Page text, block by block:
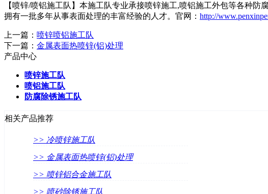
【喷锌/喷铝施工队】本施工队专业承接喷锌施工,喷铝施工外包等各种
拥有一批多年从事表面处理的丰富经验的人才。官网： http://
上一篇： 喷锌喷铝施工队
下一篇： 金属表面热喷锌(铝)处理
产品中心
喷锌施工队
喷铝施工队
防腐除锈施工队
相关产品推荐
>> 冷喷锌施工队
>> 金属表面热喷锌(铝)处理
>> 喷锌铝合金施工队
>> 喷砂除锈施工队